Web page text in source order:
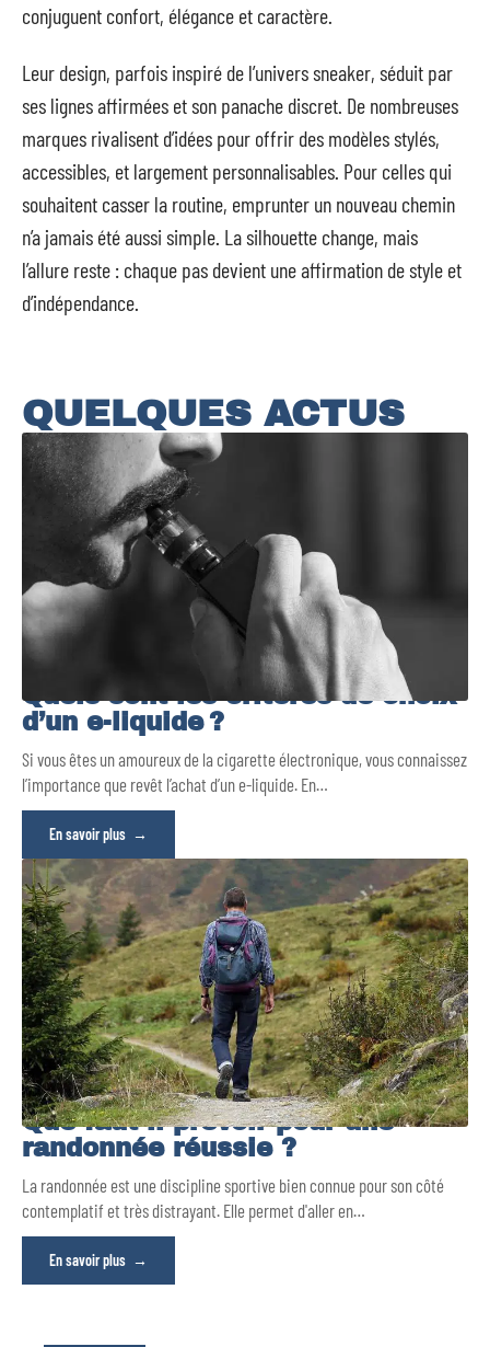
conjuguent confort, élégance et caractère.
Leur design, parfois inspiré de l’univers sneaker, séduit par
ses lignes affirmées et son panache discret. De nombreuses
marques rivalisent d’idées pour offrir des modèles stylés,
accessibles, et largement personnalisables. Pour celles qui
souhaitent casser la routine, emprunter un nouveau chemin
n’a jamais été aussi simple. La silhouette change, mais
l’allure reste : chaque pas devient une affirmation de style et
d’indépendance.
QUELQUES ACTUS
Quels sont les critères de choix
d’un e-liquide ?
Si vous êtes un amoureux de la cigarette électronique, vous connaissez
l’importance que revêt l’achat d’un e-liquide. En…
En savoir plus
Que faut-il prévoir pour une
randonnée réussie ?
La randonnée est une discipline sportive bien connue pour son côté
contemplatif et très distrayant. Elle permet d'aller en…
En savoir plus